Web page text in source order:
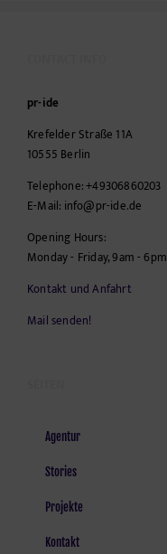
pr-ide
Krefelder Straße 11A
10555 Berlin
Telephone:+49306860203
E-Mail: info@pr-ide.de
Opening Hours:
Monday - Friday, 9am - 6pm
Kontakt und Anfahrt
Mail senden!
Agentur
Stories
Projekte
Kontakt